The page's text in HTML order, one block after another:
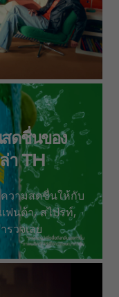
สดชื่นของ
า TH
ความสดชื่นให้กับ
ฟนต้า, สไปรท์,
วจเลย